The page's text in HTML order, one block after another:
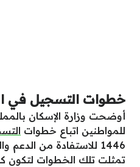
خطوات التسجيل في
أوضحت وزارة الإسكان
للمواطنين اتباع خطوات
1446 للاستفادة من الدعم
تمثلت تلك الخطوات لتكون